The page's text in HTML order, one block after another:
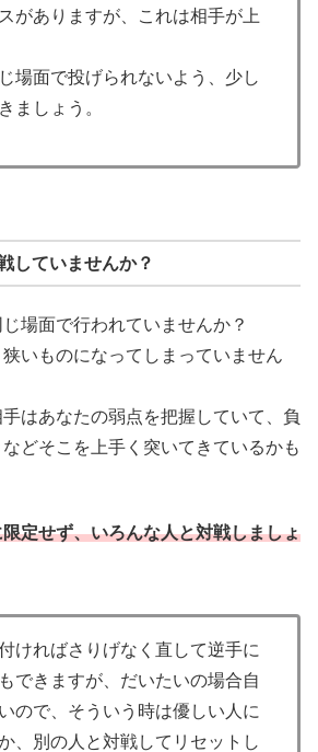
がありますが、これは相手が上
場面で投げられないよう、少し
ましょう。
していませんか？
場面で行われていませんか？
いものになってしまっていません
はあなたの弱点を把握していて、負
どそこを上手く突いてきているかも
定せず、いろんな人と対戦しましょ
ければさりげなく直して逆手に
できますが、だいたいの場合自
ので、そういう時は優しい人に
、別の人と対戦してリセットし